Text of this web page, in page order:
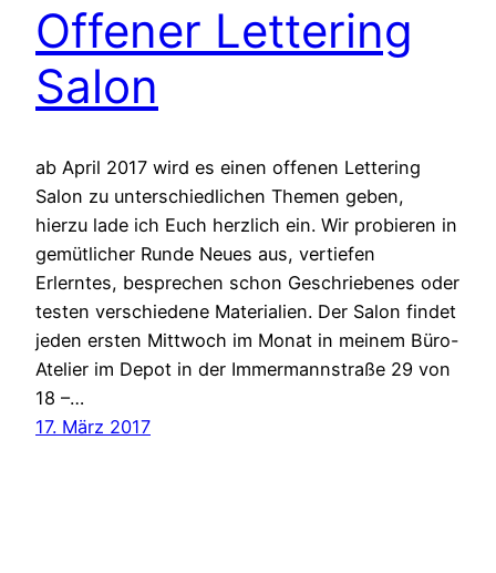
Offener Lettering
Salon
ab April 2017 wird es einen offenen Lettering
Salon zu unterschiedlichen Themen geben,
hierzu lade ich Euch herzlich ein. Wir probieren in
gemütlicher Runde Neues aus, vertiefen
Erlerntes, besprechen schon Geschriebenes oder
testen verschiedene Materialien. Der Salon findet
jeden ersten Mittwoch im Monat in meinem Büro-
Atelier im Depot in der Immermannstraße 29 von
18 –…
17. März 2017